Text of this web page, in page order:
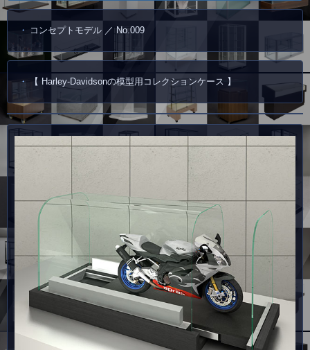
コンセプトモデル ／ No.009
【 Harley-Davidsonの模型用コレクションケース 】